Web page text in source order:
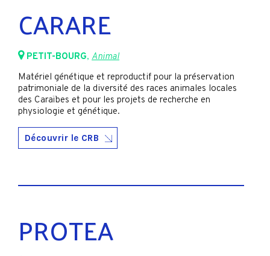
CARARE
PETIT-BOURG, Animal
Matériel génétique et reproductif pour la préservation
patrimoniale de la diversité des races animales locales
des Caraïbes et pour les projets de recherche en
physiologie et génétique.
Découvrir le CRB
PROTEA